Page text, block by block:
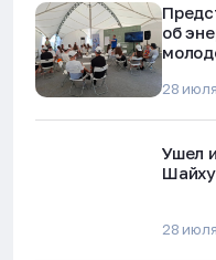
об
28
Ушел
28